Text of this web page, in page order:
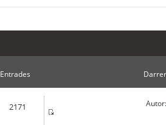
Entrades
2171 Autor: